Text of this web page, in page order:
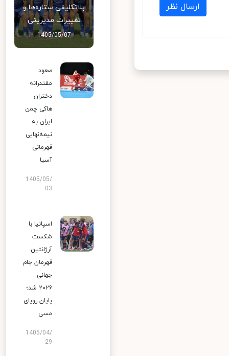
ارسال نظر
بلاتکلیفی ستاره‌ها و
تغییرات مدیریتی
1405/05/07
صعود
مقتدرانه
دختران
هاکی چمن
ایران به
نیمه‌نهایی
قهرمانی
آسیا
1405/05/
03
اسپانیا با
شکست
آرژانتین
قهرمان جام
جهانی
۲۰۲۶ شد؛
پایان رویای
مسی
1405/04/
29